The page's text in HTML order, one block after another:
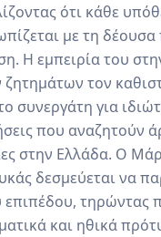
ότι κάθε
με τη
Η εμπειρία του
τον
συνεργάτη για
που αναζητούν
στην Ελλάδα. Ο
δεσμεύεται να
επιπέδου, τηρώντας
και ηθικά